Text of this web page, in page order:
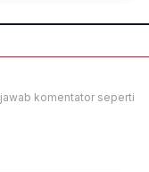
komentator seperti